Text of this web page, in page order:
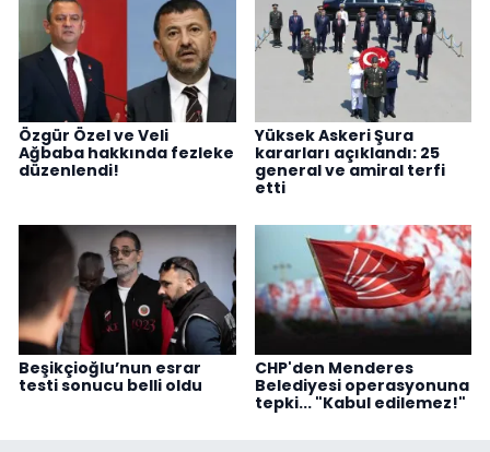
Özgür Özel ve Veli
Ağbaba hakkında fezleke
düzenlendi!
Yüksek Askeri Şura
kararları açıklandı: 25
general ve amiral terfi
etti
Beşikçioğlu’nun esrar
testi sonucu belli oldu
CHP'den Menderes
Belediyesi operasyonuna
tepki... "Kabul edilemez!"